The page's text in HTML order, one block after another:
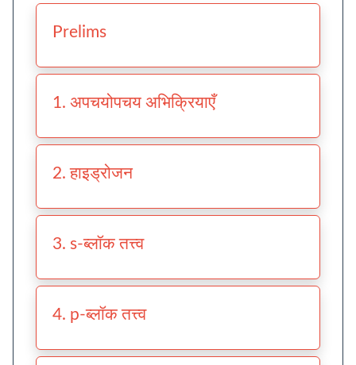
Prelims
1. अपचयोपचय अभिक्रियाएँ
2. हाइड्रोजन
3. s-ब्लॉक तत्त्व
4. p-ब्लॉक तत्त्व